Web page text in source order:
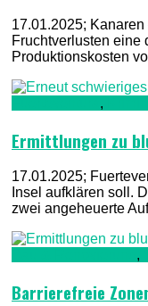
17.01.2025;
Fruchtverlusten eine
Produktionskosten
,
Ermittlungen zu
17.01.2025;
Insel aufklären soll.
zwei angeheuerte
,
Barrierefreie